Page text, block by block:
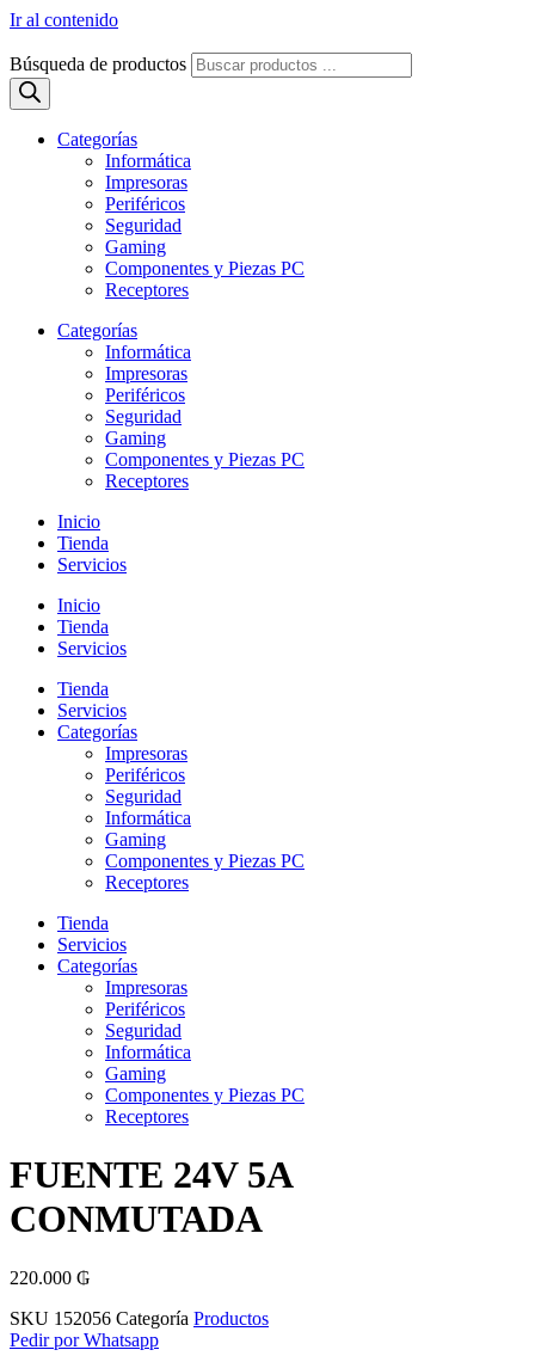
Ir al contenido
Búsqueda de productos
Categorías
Informática
Impresoras
Periféricos
Seguridad
Gaming
Componentes y Piezas PC
Receptores
Categorías
Informática
Impresoras
Periféricos
Seguridad
Gaming
Componentes y Piezas PC
Receptores
Inicio
Tienda
Servicios
Inicio
Tienda
Servicios
Tienda
Servicios
Categorías
Impresoras
Periféricos
Seguridad
Informática
Gaming
Componentes y Piezas PC
Receptores
Tienda
Servicios
Categorías
Impresoras
Periféricos
Seguridad
Informática
Gaming
Componentes y Piezas PC
Receptores
FUENTE 24V 5A
CONMUTADA
220.000 ₲
SKU 152056 Categoría Productos
Pedir por Whatsapp